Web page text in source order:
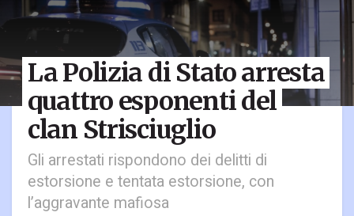
La Polizia di Stato arresta
quattro esponenti del
clan Strisciuglio
Gli arrestati rispondono dei delitti di
estorsione e tentata estorsione, con
l’aggravante mafiosa